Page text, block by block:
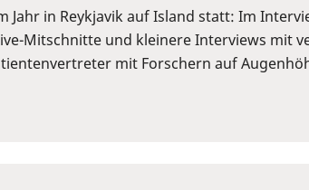
Jahr in Reykjavik auf Island statt: Im
Mitschnitte und kleinere Interviews mit
mit Forschern auf